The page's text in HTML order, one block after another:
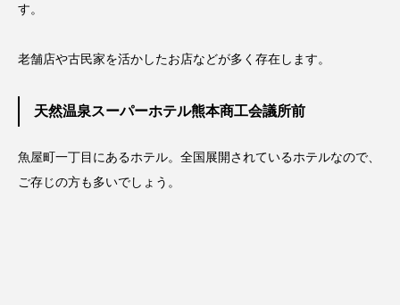
す。
老舗店や古民家を活かしたお店などが多く存在します。
天然温泉スーパーホテル熊本商工会議所前
魚屋町一丁目にあるホテル。全国展開されているホテルなので、
ご存じの方も多いでしょう。